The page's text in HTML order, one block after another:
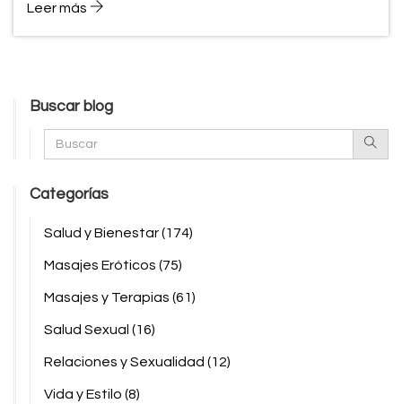
Leer más
Buscar blog
Categorías
Salud y Bienestar(174)
Masajes Eróticos (75)
Masajes y Terapias (61)
Salud Sexual (16)
Relaciones y Sexualidad (12)
Vida y Estilo (8)